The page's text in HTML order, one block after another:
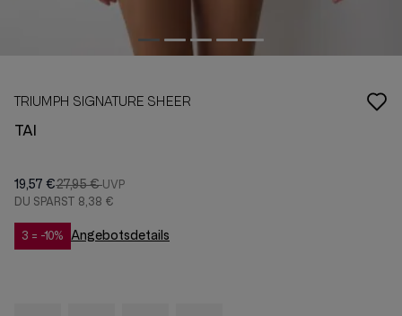
TRIUMPH SIGNATURE SHEER
TAI
19,57 €27,95 €
DU SPARST 8,38 €
3 = -10% Angebotsdetails